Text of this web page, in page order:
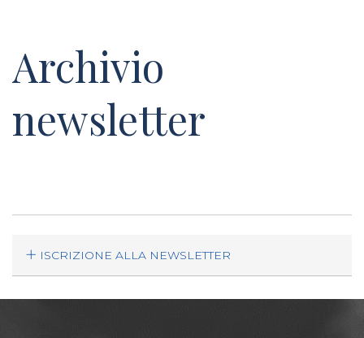
Archivio
newsletter
ISCRIZIONE ALLA NEWSLETTER